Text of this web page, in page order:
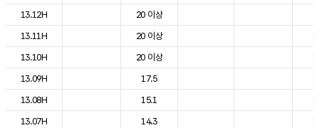
13.12H
20 이상
13.11H
20 이상
13.10H
20 이상
13.09H
17.5
13.08H
15.1
13.07H
14.3